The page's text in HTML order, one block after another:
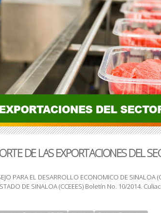
DE LAS EXPORTACIONES DEL
PARA EL DESARROLLO ECONOMICO DE SINALOA
DE SINALOA (CCEEES) Boletín No. 10/2014.